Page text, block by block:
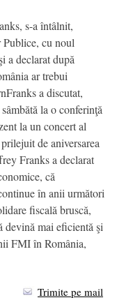
s-a întâlnit,
cu noul
a declarat după
ar trebui
a discutat,
la o conferinţă
la un concert al
de aniversarea
Franks a declarat
că
în anii următori
fiscală bruscă,
devină mai eficientă şi
FMI în România,
Trimite pe mail